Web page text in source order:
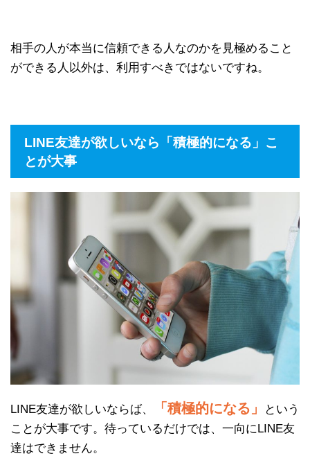
相手の人が本当に信頼できる人なのかを見極めること
ができる人以外は、利用すべきではないですね。
LINE友達が欲しいなら「積極的になる」こ
とが大事
LINE友達が欲しいならば、 「積極的になる」
という
ことが大事です。待っているだけでは、一向にLINE友
達はできません。